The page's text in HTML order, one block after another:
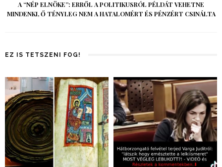
A “NÉP ELNÖKE”: ERRŐL A POLITIKUSRÓL PÉLDÁT VEHETNE
MINDENKI, Ő TÉNYLEG NEM A HATALOMÉRT ÉS PÉNZÉRT CSINÁLTA
EZ IS TETSZENI FOG!